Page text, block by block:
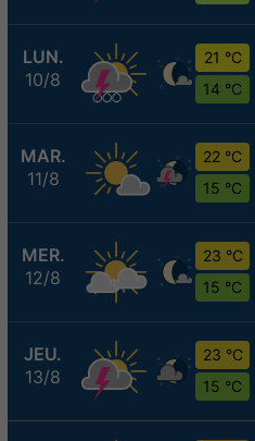
LUN.
10/8
21 °C
14 °C
MAR.
11/8
22 °C
15 °C
MER.
12/8
23 °C
15 °C
JEU.
13/8
23 °C
15 °C